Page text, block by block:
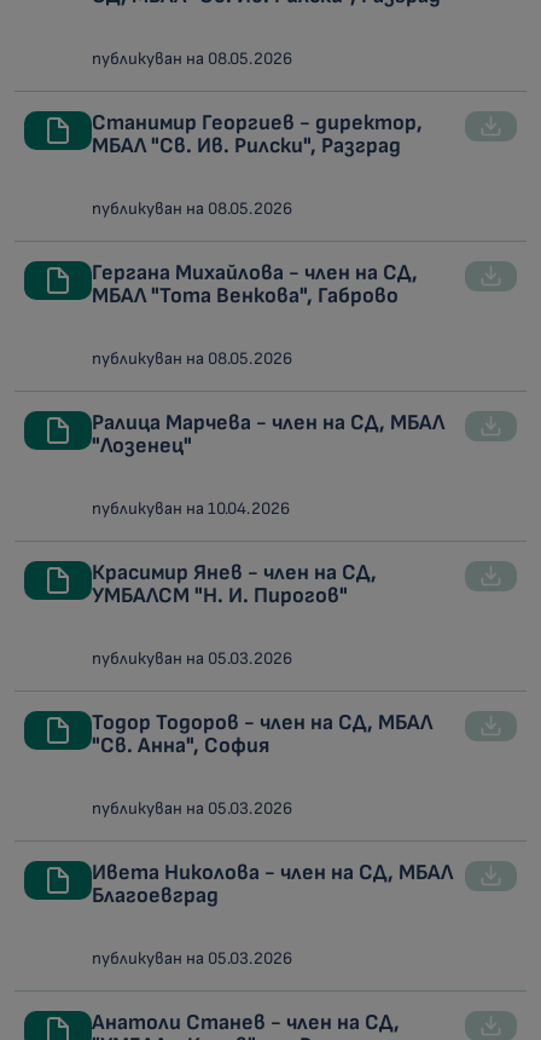
публикуван на 08.05.2026
Станимир Георгиев - директор,
МБАЛ "Св. Ив. Рилски", Разград
публикуван на 08.05.2026
Гергана Михайлова - член на СД,
МБАЛ "Тота Венкова", Габрово
публикуван на 08.05.2026
Ралица Марчева - член на СД, МБАЛ
"Лозенец"
публикуван на 10.04.2026
Красимир Янев - член на СД,
УМБАЛСМ "Н. И. Пирогов"
публикуван на 05.03.2026
Тодор Тодоров - член на СД, МБАЛ
"Св. Анна", София
публикуван на 05.03.2026
Ивета Николова - член на СД, МБАЛ
Благоевград
публикуван на 05.03.2026
Анатоли Станев - член на СД,